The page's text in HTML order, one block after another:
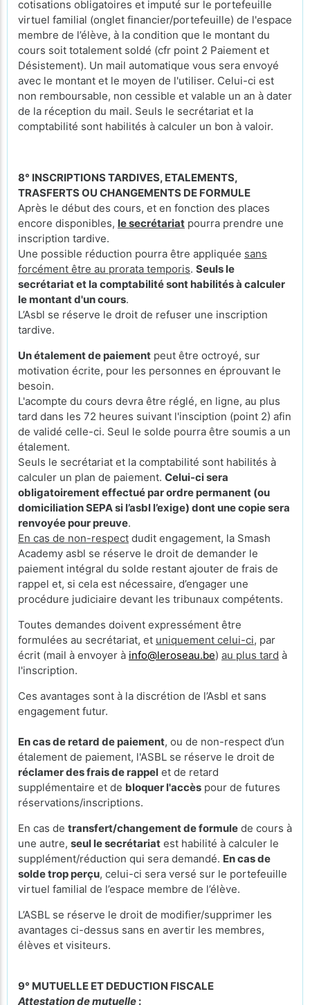
cotisations obligatoires et imputé sur le portefeuille
virtuel familial (onglet financier/portefeuille) de l'espace
membre de l’élève, à la condition que le montant du
cours soit totalement soldé (cfr point 2 Paiement et
Désistement). Un mail automatique vous sera envoyé
avec le montant et le moyen de l'utiliser. Celui-ci est
non remboursable, non cessible et valable un an à dater
de la réception du mail. Seuls le secrétariat et la
comptabilité sont habilités à calculer un bon à valoir.
8° INSCRIPTIONS TARDIVES, ETALEMENTS,
TRASFERTS OU CHANGEMENTS DE FORMULE
Après le début des cours, et en fonction des places
encore disponibles, le secrétariat pourra prendre une
inscription tardive.
Une possible réduction pourra être appliquée sans
forcément être au prorata temporis. Seuls le
secrétariat et la comptabilité sont habilités à calculer
le montant d'un cours.
L’Asbl se réserve le droit de refuser une inscription
tardive.
Un étalement de paiement peut être octroyé, sur
motivation écrite, pour les personnes en éprouvant le
besoin.
L'acompte du cours devra être réglé, en ligne, au plus
tard dans les 72 heures suivant l'insciption (point 2) afin
de validé celle-ci. Seul le solde pourra être soumis a un
étalement.
Seuls le secrétariat et la comptabilité sont habilités à
calculer un plan de paiement. Celui-ci sera
obligatoirement effectué par ordre permanent (ou
domiciliation SEPA si l’asbl l’exige) dont une copie sera
renvoyée pour preuve.
En cas de non-respect dudit engagement, la Smash
Academy asbl se réserve le droit de demander le
paiement intégral du solde restant ajouter de frais de
rappel et, si cela est nécessaire, d’engager une
procédure judiciaire devant les tribunaux compétents.
Toutes demandes doivent expressément être
formulées au secrétariat, et uniquement celui-ci, par
écrit (mail à envoyer à info@leroseau.be) au plus tard à
l'inscription.
Ces avantages sont à la discrétion de l’Asbl et sans
engagement futur.
En cas de retard de paiement, ou de non-respect d’un
étalement de paiement, l'ASBL se réserve le droit de
réclamer des frais de rappel et de retard
supplémentaire et de bloquer l'accès pour de futures
réservations/inscriptions.
En cas de transfert/changement de formule de cours à
une autre, seul le secrétariat est habilité à calculer le
supplément/réduction qui sera demandé. En cas de
solde trop perçu, celui-ci sera versé sur le portefeuille
virtuel familial de l’espace membre de l’élève.
L’ASBL se réserve le droit de modifier/supprimer les
avantages ci-dessus sans en avertir les membres,
élèves et visiteurs.
9° MUTUELLE ET DEDUCTION FISCALE
Attestation de mutuelle :